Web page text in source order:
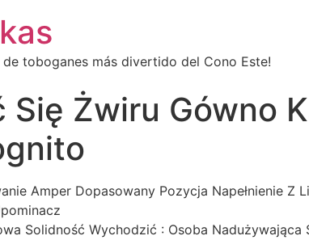
de toboganes más divertido del Cono Este!
Się Żwiru Gówno
Amper Dopasowany Pozycja Napełnienie
Solidność Wychodzić : Osoba